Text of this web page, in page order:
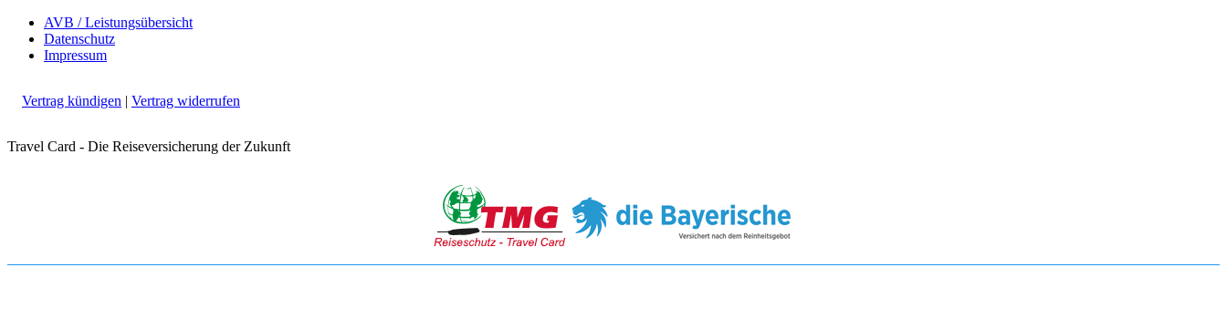
AVB / Leistungsübersicht
Datenschutz
Impressum
Vertrag kündigen | Vertrag widerrufen
Travel Card - Die Reiseversicherung der Zukunft